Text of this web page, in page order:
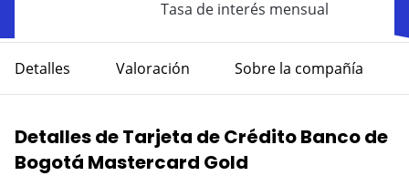
Seguro para Motos
Seguro de Viaje
Credito de Consumo
TARJETAS
Finanzas
Tasa de interés mensual
Detalles Valoración Sobre la compañía
Detalles de Tarjeta de Crédito Banco de
Bogotá Mastercard Gold